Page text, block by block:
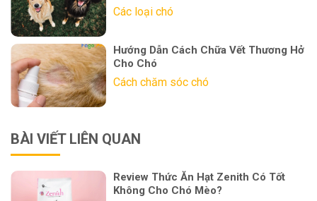
Các loại chó
Hướng Dẫn Cách Chữa Vết Thương Hở
Cho Chó
Cách chăm sóc chó
BÀI VIẾT LIÊN QUAN
Review Thức Ăn Hạt Zenith Có Tốt
Không Cho Chó Mèo?